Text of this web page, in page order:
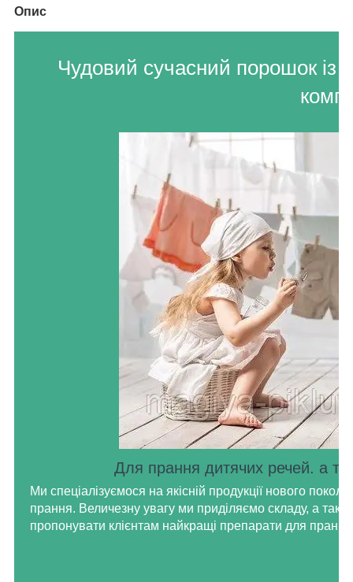
Опис
Чудовий сучасний порошок із
Для прання дитячих речей. а
Ми спеціалізуємося на якісній продукції нового
прання. Величезну увагу ми приділяємо складу, а
пропонувати клієнтам найкращі препарати для